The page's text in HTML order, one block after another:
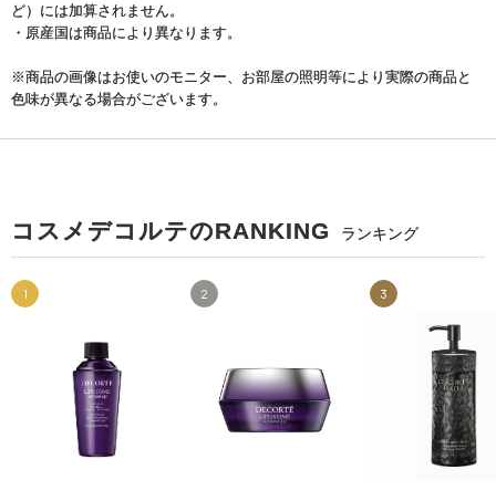
ど）には加算されません。
・原産国は商品により異なります。
※商品の画像はお使いのモニター、お部屋の照明等により実際の商品と
色味が異なる場合がございます。
コスメデコルテのRANKING ランキング
1 2 3